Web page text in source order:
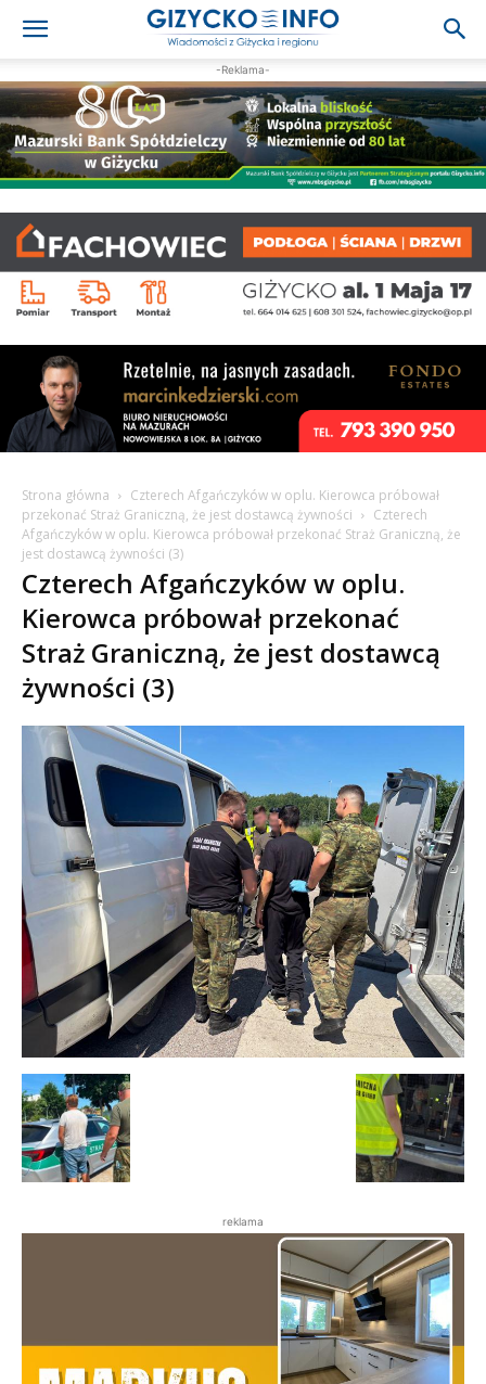
-Reklama-
Strona główna
Czterech Afgańczyków w oplu. Kierowca próbował
przekonać Straż Graniczną, że jest dostawcą żywności
Czterech
Afgańczyków w oplu. Kierowca próbował przekonać Straż Graniczną, że
jest dostawcą żywności (3)
Czterech Afgańczyków w oplu.
Kierowca próbował przekonać
Straż Graniczną, że jest dostawcą
żywności (3)
reklama